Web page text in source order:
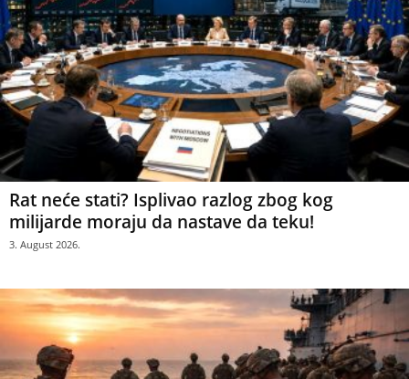
Rat neće stati? Isplivao razlog zbog kog
milijarde moraju da nastave da teku!
3. August 2026.